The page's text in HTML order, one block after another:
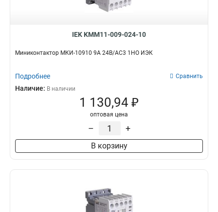
IEK KMM11-009-024-10
Миниконтактор МКИ-10910 9А 24В/АС3 1НО ИЭК
Подробнее Сравнить
Наличие: В наличии
1 130,94 ₽
оптовая цена
– +
В корзину